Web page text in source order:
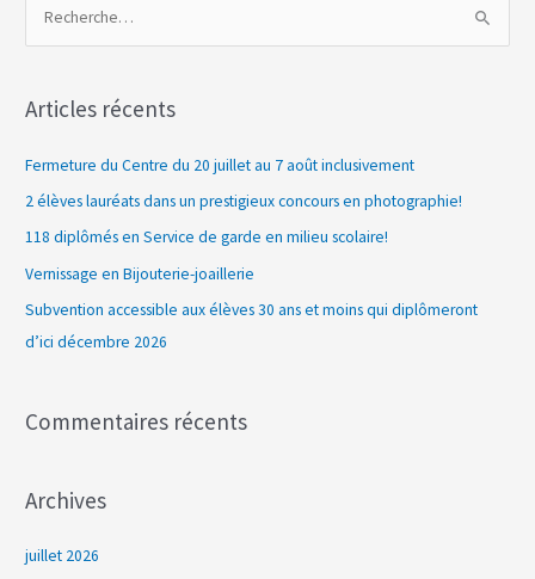
h
h
e
r
Articles récents
Fermeture du Centre du 20 juillet au 7 août inclusivement
2 élèves lauréats dans un prestigieux concours en photographie!
118 diplômés en Service de garde en milieu scolaire!
Vernissage en Bijouterie-joaillerie
Subvention accessible aux élèves 30 ans et moins qui diplômeront
d’ici décembre 2026
Commentaires récents
Archives
juillet 2026